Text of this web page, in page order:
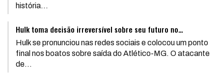
história…
Hulk toma decisão irreversível sobre seu futuro no…
Hulk se pronunciou nas redes sociais e colocou um ponto
final nos boatos sobre saída do Atlético-MG. O atacante
de…